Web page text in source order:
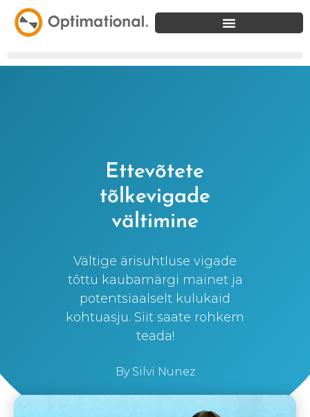
Ettevõtete
tõlkevigade
vältimine
Vältige ärisuhtluse vigade
tõttu kaubamärgi mainet ja
potentsiaalselt kulukaid
kohtuasju. Siit saate rohkem
teada!
BySilvi Nunez